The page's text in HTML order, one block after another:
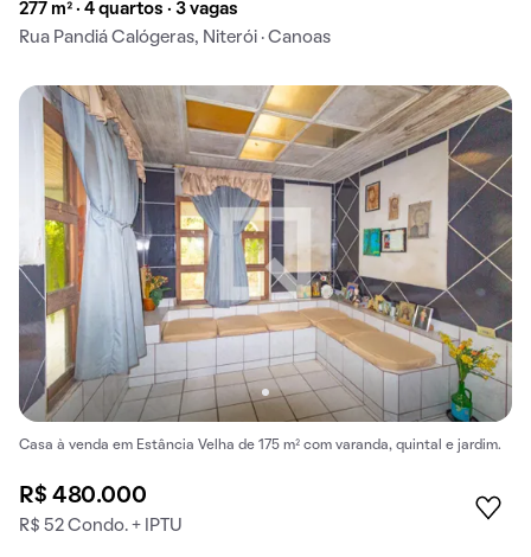
277 m² · 4 quartos · 3 vagas
Rua Pandiá Calógeras, Niterói · Canoas
Casa à venda em Estância Velha de 175 m² com varanda, quintal e jardim.
R$ 480.000
R$ 52 Condo. + IPTU